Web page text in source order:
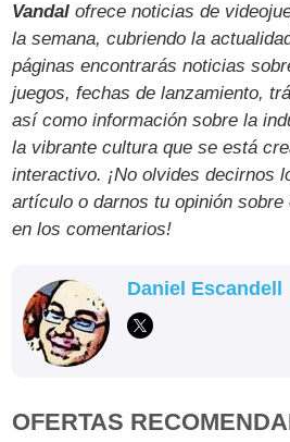
Vandal ofrece noticias de
la semana, cubriendo la
páginas encontrarás noticias
juegos, fechas de lanzamiento,
así como información sobre la
la vibrante cultura que se está
interactivo. ¡No olvides decirnos
artículo o darnos tu opinión
en los comentarios!
Daniel Escandell
OFERTAS